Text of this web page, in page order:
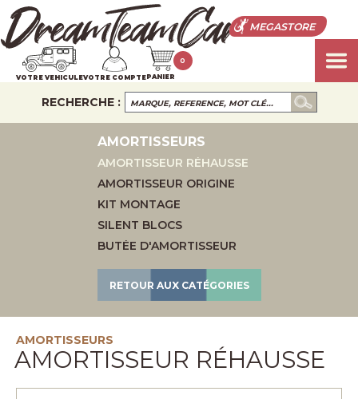
MEGASTORE
VOTRE VEHICULEVOTRE COMPTEPANIER
0
RECHERCHE :
AMORTISSEURS
AMORTISSEUR RÉHAUSSE
AMORTISSEUR ORIGINE
KIT MONTAGE
SILENT BLOCS
BUTÉE D'AMORTISSEUR
RETOUR AUX CATÉGORIES
AMORTISSEURS
AMORTISSEUR RÉHAUSSE